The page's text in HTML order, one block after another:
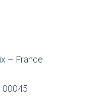
– France
00045